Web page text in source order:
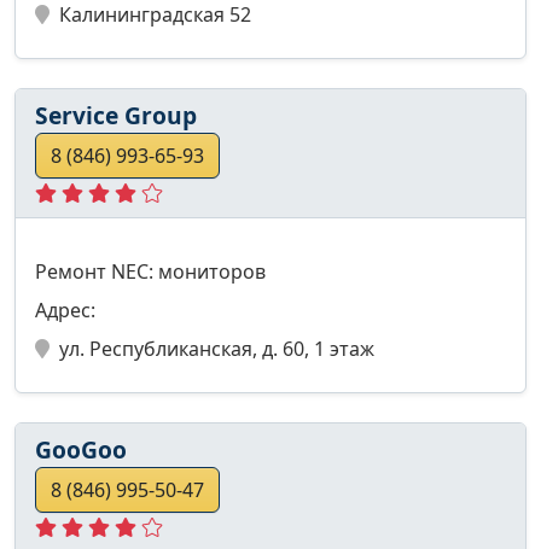
Калининградская 52
Service Group
8 (846) 993-65-93
Ремонт NEC: мониторов
Адрес:
ул. Республиканская, д. 60, 1 этаж
GooGoo
8 (846) 995-50-47